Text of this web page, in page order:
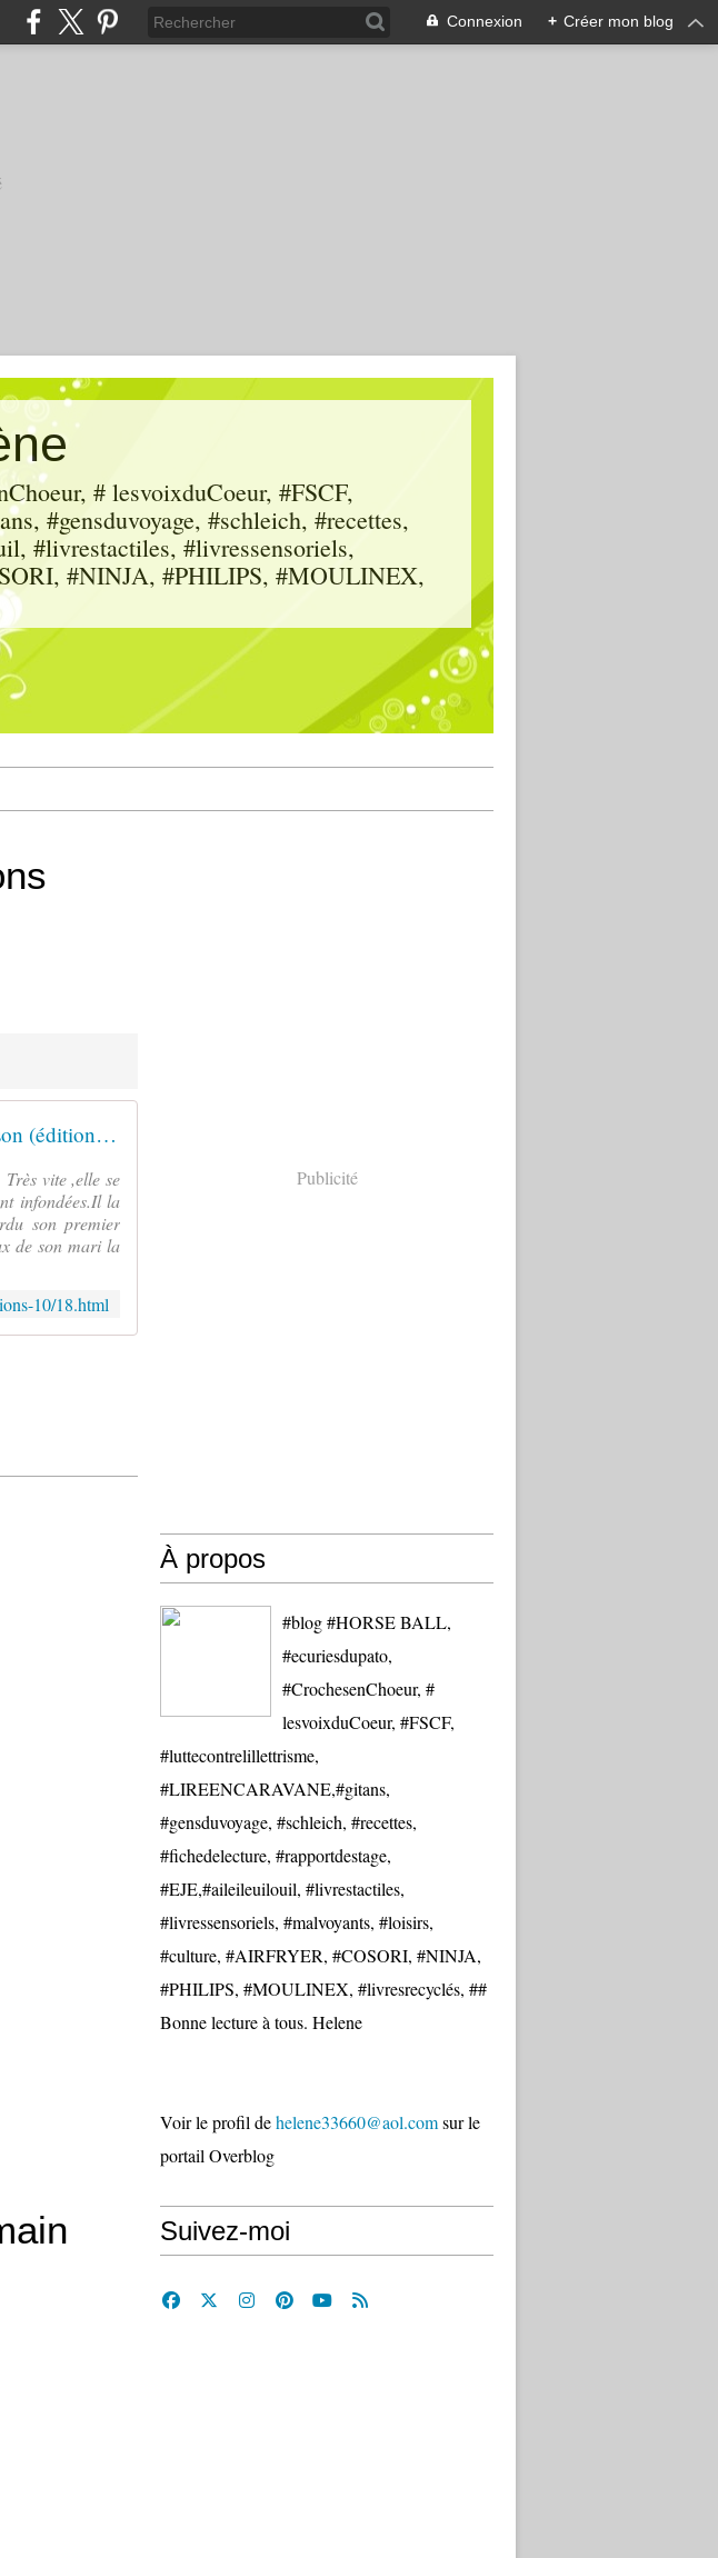
Connexion + Créer mon blog
# lesvoixduCoeur, #FSCF,
#gensduvoyage, #schleich, #recettes,
#livrestactiles, #livressensoriels,
#NINJA, #PHILIPS, #MOULINEX,
La veuve de Gil’Adamson (éditions 10/18)
vite ,elle se
infondées.Il la
son premier
de son mari la
10/18.html
Publicité
À propos
#blog #HORSE BALL,
#ecuriesdupato,
#CrochesenChoeur, #
lesvoixduCoeur, #FSCF,
#luttecontrelillettrisme,
#LIREENCARAVANE,#gitans,
#gensduvoyage, #schleich, #recettes,
#fichedelecture, #rapportdestage,
#EJE,#aileileuilouil, #livrestactiles,
#livressensoriels, #malvoyants, #loisirs,
#culture, #AIRFRYER, #COSORI, #NINJA,
#PHILIPS, #MOULINEX, #livresrecyclés, ##
Bonne lecture à tous. Helene
Voir le profil dehelene33660@aol.comsur le
portail Overblog
Suivez-moi